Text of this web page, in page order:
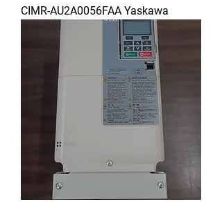
CIMR-AU2A0056FAA Yaskawa